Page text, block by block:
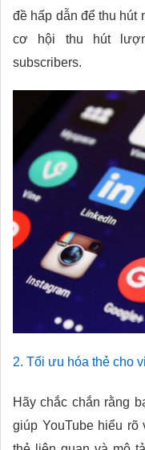
đề hấp dẫn để thu hút
cơ hội thu hút
subscribers.
2. Tối ưu hóa thẻ cho
Hãy chắc chắn rằng
giúp YouTube hiểu